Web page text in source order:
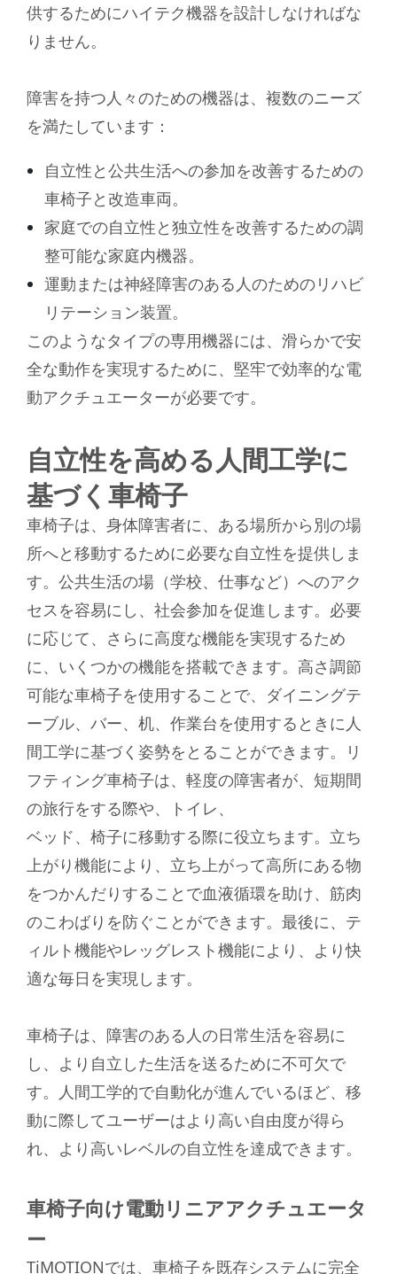
供するためにハイテク機器を設計しなければな
りません。
障害を持つ人々のための機器は、複数のニーズ
を満たしています：
自立性と公共生活への参加を改善するための
車椅子と改造車両。
家庭での自立性と独立性を改善するための調
整可能な家庭内機器。
運動または神経障害のある人のためのリハビ
リテーション装置。
このようなタイプの専用機器には、滑らかで安
全な動作を実現するために、堅牢で効率的な電
動アクチュエーターが必要です。
自立性を高める人間工学に
基づく車椅子
車椅子は、身体障害者に、ある場所から別の場
所へと移動するために必要な自立性を提供しま
す。公共生活の場（学校、仕事など）へのアク
セスを容易にし、社会参加を促進します。必要
に応じて、さらに高度な機能を実現するため
に、いくつかの機能を搭載できます。高さ調節
可能な車椅子を使用することで、ダイニングテ
ーブル、バー、机、作業台を使用するときに人
間工学に基づく姿勢をとることができます。リ
フティング車椅子は、軽度の障害者が、短期間
の旅行をする際や、トイレ、
ベッド、椅子に移動する際に役立ちます。立ち
上がり機能により、立ち上がって高所にある物
をつかんだりすることで血液循環を助け、筋肉
のこわばりを防ぐことができます。最後に、テ
ィルト機能やレッグレスト機能により、より快
適な毎日を実現します。
車椅子は、障害のある人の日常生活を容易に
し、より自立した生活を送るために不可欠で
す。人間工学的で自動化が進んでいるほど、移
動に際してユーザーはより高い自由度が得ら
れ、より高いレベルの自立性を達成できます。
車椅子向け電動リニアアクチュエータ
ー
TiMOTIONでは、車椅子を既存システムに完全